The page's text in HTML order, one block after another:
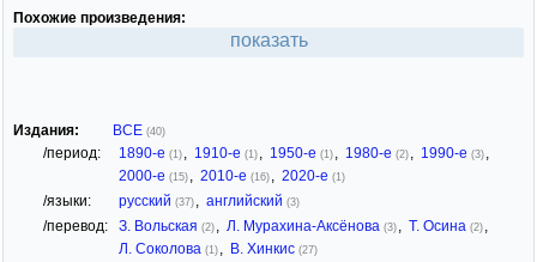
Похожие произведения:
показать
Издания: ВСЕ (40)
/период: 1890-е (1) , 1910-е (1) , 1950-е (1) , 1980-е (2) , 1990-е (3) ,
2000-е (15) , 2010-е (16) , 2020-е (1)
/языки: русский (37) , английский (3)
/перевод: З. Вольская (2) , Л. Мурахина-Аксёнова (3) , Т. Осина (2) ,
Л. Соколова (1) , В. Хинкис (27)